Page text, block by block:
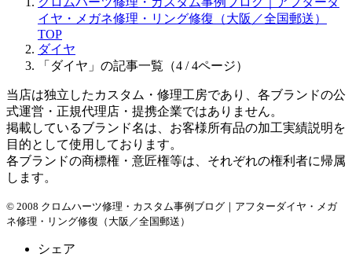
イヤ・メガネ修理・リング修復（大阪／全国郵送）
TOP
ダイヤ
「ダイヤ」の記事一覧（4 / 4ページ）
当店は独立したカスタム・修理工房であり、各ブランドの公
式運営・正規代理店・提携企業ではありません。
掲載しているブランド名は、お客様所有品の加工実績説明を
目的として使用しております。
各ブランドの商標権・意匠権等は、それぞれの権利者に帰属
します。
© 2008 クロムハーツ修理・カスタム事例ブログ｜アフターダイヤ・メガ
ネ修理・リング修復（大阪／全国郵送）
シェア